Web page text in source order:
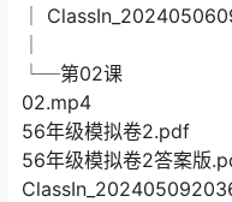
│
└─第02课
02.mp4
56年级模拟卷2.pdf
56年级模拟卷2答案版